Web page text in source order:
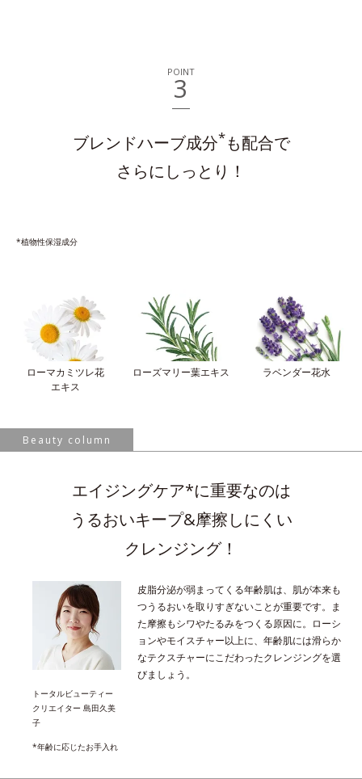
POINT
3
ブレンドハーブ成分*も配合で
さらにしっとり！
*植物性保湿成分
ローマカミツレ花
エキス
ローズマリー葉エキス ラベンダー花水
Beauty column
トータルビューティー
クリエイター 島田久美
子
エイジングケア*に重要なのは
うるおいキープ&摩擦しにくい
クレンジング！
皮脂分泌が弱まってくる年齢肌は、肌が本来も
つうるおいを取りすぎないことが重要です。ま
た摩擦もシワやたるみをつくる原因に。ローシ
ョンやモイスチャー以上に、年齢肌には滑らか
なテクスチャーにこだわったクレンジングを選
びましょう。
*年齢に応じたお手入れ